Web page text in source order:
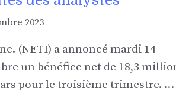
2023
(NETI) a annoncé mardi 14
un bénéfice net de 18,3
pour le troisième trimestre. …